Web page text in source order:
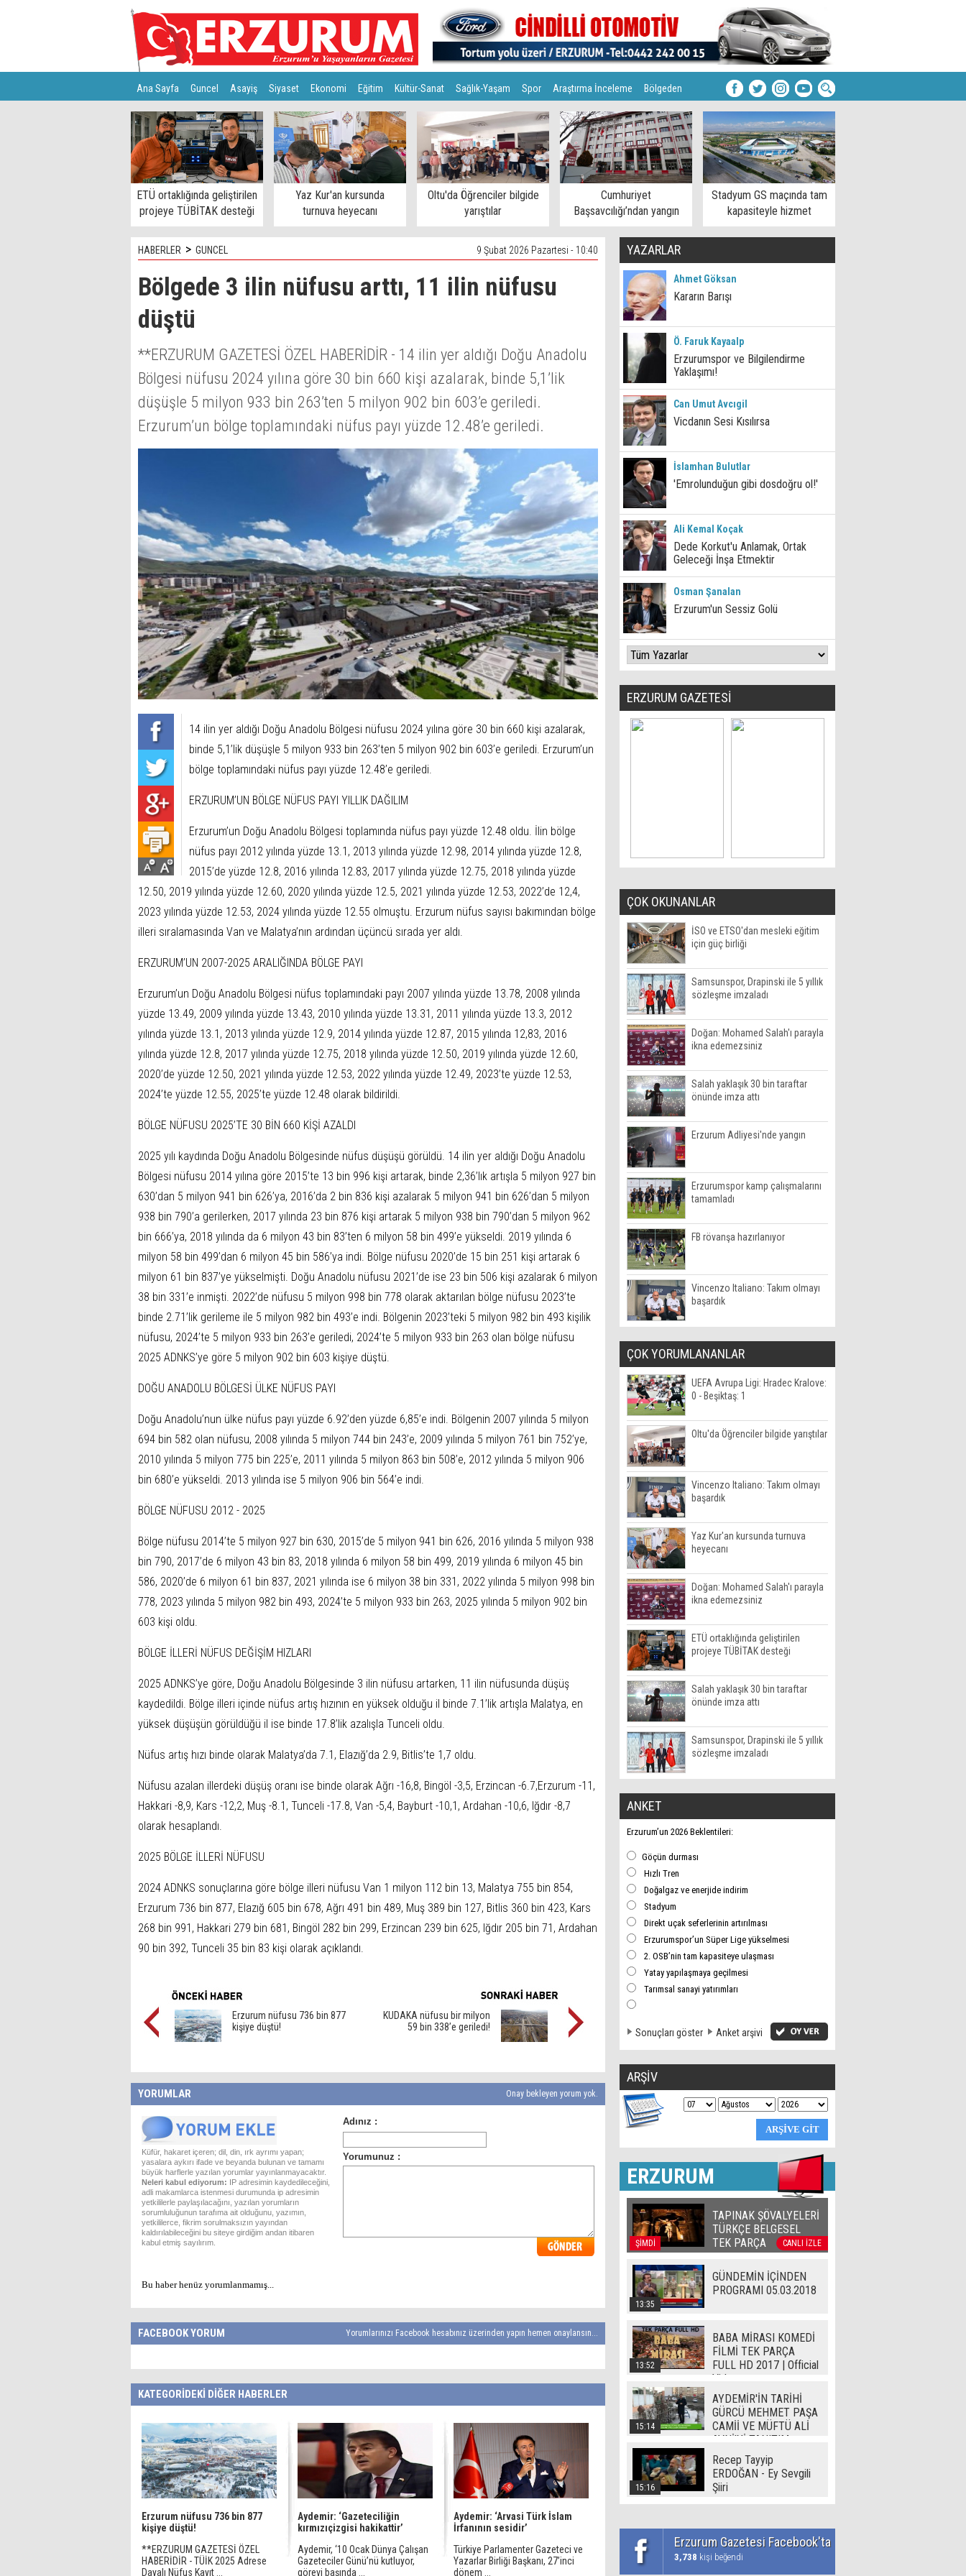
Ana Sayfa Guncel Asayiş Siyaset Ekonomi Eğitim Kültür-Sanat Sağlık-Yaşam Spor Araştırma İnceleme Bölgeden
Türkiye Teknoloji
ETÜ ortaklığında geliştirilen
projeye TÜBİTAK desteği
Yaz Kur'an kursunda
turnuva heyecanı
Oltu'da Öğrenciler bilgide
yarıştılar
Cumhuriyet
Başsavcılığı’ndan yangın
açıklaması
Stadyum GS maçında tam
kapasiteyle hizmet
verecek
HABERLER > GUNCEL 9 Şubat 2026 Pazartesi - 10:40
Bölgede 3 ilin nüfusu arttı, 11 ilin nüfusu
düştü
**ERZURUM GAZETESİ ÖZEL HABERİDİR - 14 ilin yer aldığı Doğu Anadolu
Bölgesi nüfusu 2024 yılına göre 30 bin 660 kişi azalarak, binde 5,1’lik
düşüşle 5 milyon 933 bin 263’ten 5 milyon 902 bin 603’e geriledi.
Erzurum’un bölge toplamındaki nüfus payı yüzde 12.48’e geriledi.
14 ilin yer aldığı Doğu Anadolu Bölgesi nüfusu 2024 yılına göre 30 bin 660 kişi azalarak,
binde 5,1’lik düşüşle 5 milyon 933 bin 263’ten 5 milyon 902 bin 603’e geriledi. Erzurum’un
bölge toplamındaki nüfus payı yüzde 12.48’e geriledi.
ERZURUM’UN BÖLGE NÜFUS PAYI YILLIK DAĞILIM
Erzurum’un Doğu Anadolu Bölgesi toplamında nüfus payı yüzde 12.48 oldu. İlin bölge
nüfus payı 2012 yılında yüzde 13.1, 2013 yılında yüzde 12.98, 2014 yılında yüzde 12.8,
2015’de yüzde 12.8, 2016 yılında 12.83, 2017 yılında yüzde 12.75, 2018 yılında yüzde
12.50, 2019 yılında yüzde 12.60, 2020 yılında yüzde 12.5, 2021 yılında yüzde 12.53, 2022’de 12,4,
2023 yılında yüzde 12.53, 2024 yılında yüzde 12.55 olmuştu. Erzurum nüfus sayısı bakımından bölge
illeri sıralamasında Van ve Malatya’nın ardından üçüncü sırada yer aldı.
ERZURUM’UN 2007-2025 ARALIĞINDA BÖLGE PAYI
Erzurum’un Doğu Anadolu Bölgesi nüfus toplamındaki payı 2007 yılında yüzde 13.78, 2008 yılında
yüzde 13.49, 2009 yılında yüzde 13.43, 2010 yılında yüzde 13.31, 2011 yılında yüzde 13.3, 2012
yılında yüzde 13.1, 2013 yılında yüzde 12.9, 2014 yılında yüzde 12.87, 2015 yılında 12,83, 2016
yılında yüzde 12.8, 2017 yılında yüzde 12.75, 2018 yılında yüzde 12.50, 2019 yılında yüzde 12.60,
2020’de yüzde 12.50, 2021 yılında yüzde 12.53, 2022 yılında yüzde 12.49, 2023’te yüzde 12.53,
2024’te yüzde 12.55, 2025’te yüzde 12.48 olarak bildirildi.
BÖLGE NÜFUSU 2025’TE 30 BİN 660 KİŞİ AZALDI
2025 yılı kaydında Doğu Anadolu Bölgesinde nüfus düşüşü görüldü. 14 ilin yer aldığı Doğu Anadolu
Bölgesi nüfusu 2014 yılına göre 2015’te 13 bin 996 kişi artarak, binde 2,36’lık artışla 5 milyon 927 bin
630’dan 5 milyon 941 bin 626’ya, 2016’da 2 bin 836 kişi azalarak 5 milyon 941 bin 626’dan 5 milyon
938 bin 790’a gerilerken, 2017 yılında 23 bin 876 kişi artarak 5 milyon 938 bin 790’dan 5 milyon 962
bin 666’ya, 2018 yılında da 6 milyon 43 bin 83’ten 6 milyon 58 bin 499’e yükseldi. 2019 yılında 6
milyon 58 bin 499’dan 6 milyon 45 bin 586’ya indi. Bölge nüfusu 2020’de 15 bin 251 kişi artarak 6
milyon 61 bin 837’ye yükselmişti. Doğu Anadolu nüfusu 2021’de ise 23 bin 506 kişi azalarak 6 milyon
38 bin 331’e inmişti. 2022’de nüfusu 5 milyon 998 bin 778 olarak aktarılan bölge nüfusu 2023’te
binde 2.71’lik gerileme ile 5 milyon 982 bin 493’e indi. Bölgenin 2023’teki 5 milyon 982 bin 493 kişilik
nüfusu, 2024’te 5 milyon 933 bin 263’e geriledi, 2024’te 5 milyon 933 bin 263 olan bölge nüfusu
2025 ADNKS’ye göre 5 milyon 902 bin 603 kişiye düştü.
DOĞU ANADOLU BÖLGESİ ÜLKE NÜFUS PAYI
Doğu Anadolu’nun ülke nüfus payı yüzde 6.92’den yüzde 6,85’e indi. Bölgenin 2007 yılında 5 milyon
694 bin 582 olan nüfusu, 2008 yılında 5 milyon 744 bin 243’e, 2009 yılında 5 milyon 761 bin 752’ye,
2010 yılında 5 milyon 775 bin 225’e, 2011 yılında 5 milyon 863 bin 508’e, 2012 yılında 5 milyon 906
bin 680’e yükseldi. 2013 yılında ise 5 milyon 906 bin 564’e indi.
BÖLGE NÜFUSU 2012 - 2025
Bölge nüfusu 2014’te 5 milyon 927 bin 630, 2015’de 5 milyon 941 bin 626, 2016 yılında 5 milyon 938
bin 790, 2017’de 6 milyon 43 bin 83, 2018 yılında 6 milyon 58 bin 499, 2019 yılında 6 milyon 45 bin
586, 2020’de 6 milyon 61 bin 837, 2021 yılında ise 6 milyon 38 bin 331, 2022 yılında 5 milyon 998 bin
778, 2023 yılında 5 milyon 982 bin 493, 2024’te 5 milyon 933 bin 263, 2025 yılında 5 milyon 902 bin
603 kişi oldu.
BÖLGE İLLERİ NÜFUS DEĞİŞİM HIZLARI
2025 ADNKS’ye göre, Doğu Anadolu Bölgesinde 3 ilin nüfusu artarken, 11 ilin nüfusunda düşüş
kaydedildi. Bölge illeri içinde nüfus artış hızının en yüksek olduğu il binde 7.1’lik artışla Malatya, en
yüksek düşüşün görüldüğü il ise binde 17.8’lik azalışla Tunceli oldu.
Nüfus artış hızı binde olarak Malatya’da 7.1, Elazığ’da 2.9, Bitlis’te 1,7 oldu.
Nüfusu azalan illerdeki düşüş oranı ise binde olarak Ağrı -16,8, Bingöl -3,5, Erzincan -6.7,Erzurum -11,
Hakkari -8,9, Kars -12,2, Muş -8.1, Tunceli -17.8, Van -5,4, Bayburt -10,1, Ardahan -10,6, Iğdır -8,7
olarak hesaplandı.
2025 BÖLGE İLLERİ NÜFUSU
2024 ADNKS sonuçlarına göre bölge illeri nüfusu Van 1 milyon 112 bin 13, Malatya 755 bin 854,
Erzurum 736 bin 877, Elazığ 605 bin 678, Ağrı 491 bin 489, Muş 389 bin 127, Bitlis 360 bin 423, Kars
268 bin 991, Hakkari 279 bin 681, Bingöl 282 bin 299, Erzincan 239 bin 625, Iğdır 205 bin 71, Ardahan
90 bin 392, Tunceli 35 bin 83 kişi olarak açıklandı.
Erzurum nüfusu 736 bin 877
kişiye düştü!
KUDAKA nüfusu bir milyon
59 bin 338’e geriledi!
YORUMLAR Onay bekleyen yorum yok.
Küfür, hakaret içeren; dil, din, ırk ayrımı yapan;
yasalara aykırı ifade ve beyanda bulunan ve tamamı
büyük harflerle yazılan yorumlar yayınlanmayacaktır.
Neleri kabul ediyorum: IP adresimin kaydedileceğini,
adli makamlarca istenmesi durumunda ip adresimin
yetkililerle paylaşılacağını, yazılan yorumların
sorumluluğunun tarafıma ait olduğunu, yazımın,
yetkililerce, fikrim sorulmaksızın yayından
kaldırılabileceğini bu siteye girdiğim andan itibaren
kabul etmiş sayılırım.
Bu haber henüz yorumlanmamış...
FACEBOOK YORUM Yorumlarınızı Facebook hesabınız üzerinden yapın hemen onaylansın...
KATEGORİDEKİ DİĞER HABERLER
Erzurum nüfusu 736 bin 877
kişiye düştü!
**ERZURUM GAZETESİ ÖZEL
HABERİDİR - TÜİK 2025 Adrese
Dayalı Nüfus Kayıt ...
Aydemir: ‘Gazeteciliğin
kırmızıçizgisi hakikattir’
Aydemir, ‘10 Ocak Dünya Çalışan
Gazeteciler Günü’nü kutluyor,
görevi başında ...
Aydemir: ‘Arvasi Türk İslam
İrfanının sesidir’
Türkiye Parlamenter Gazeteci ve
Yazarlar Birliği Başkanı, 27’inci
dönem ...
YAZARLAR
Ahmet Göksan
Kararın Barışı
Ö. Faruk Kayaalp
Erzurumspor ve Bilgilendirme
Yaklaşımı!
Can Umut Avcıgil
Vicdanın Sesi Kısılırsa
İslamhan Bulutlar
'Emrolunduğun gibi dosdoğru ol!'
Ali Kemal Koçak
Dede Korkut'u Anlamak, Ortak
Geleceği İnşa Etmektir
Osman Şanalan
Erzurum'un Sessiz Golü
ERZURUM GAZETESİ
ÇOK OKUNANLAR
İSO ve ETSO'dan mesleki eğitim
için güç birliği
Samsunspor, Drapinski ile 5 yıllık
sözleşme imzaladı
Doğan: Mohamed Salah'ı parayla
ikna edemezsiniz
Salah yaklaşık 30 bin taraftar
önünde imza attı
Erzurum Adliyesi'nde yangın
Erzurumspor kamp çalışmalarını
tamamladı
FB rövanşa hazırlanıyor
Vincenzo Italiano: Takım olmayı
başardık
ÇOK YORUMLANANLAR
UEFA Avrupa Ligi: Hradec Kralove:
0 - Beşiktaş: 1
Oltu'da Öğrenciler bilgide yarıştılar
Vincenzo Italiano: Takım olmayı
başardık
Yaz Kur'an kursunda turnuva
heyecanı
Doğan: Mohamed Salah'ı parayla
ikna edemezsiniz
ETÜ ortaklığında geliştirilen
projeye TÜBİTAK desteği
Salah yaklaşık 30 bin taraftar
önünde imza attı
Samsunspor, Drapinski ile 5 yıllık
sözleşme imzaladı
ANKET
Erzurum’un 2026 Beklentileri:
Göçün durması
Hızlı Tren
Doğalgaz ve enerjide indirim
Stadyum
Direkt uçak seferlerinin artırılması
Erzurumspor’un Süper Lige yükselmesi
2. OSB’nin tam kapasiteye ulaşması
Yatay yapılaşmaya geçilmesi
Tarımsal sanayi yatırımları
Sonuçları göster Anket arşivi
ARŞİV
ERZURUM
ŞİMDİ CANLI İZLE
TAPINAK ŞÖVALYELERİ
TÜRKÇE BELGESEL
TEK PARÇA
13:35
GÜNDEMİN İÇİNDEN
PROGRAMI 05.03.2018
13:52
BABA MİRASI KOMEDİ
FİLMİ TEK PARÇA
FULL HD 2017 | Official
Video
15:14
AYDEMİR'İN TARİHİ
GÜRCÜ MEHMET PAŞA
CAMİİ VE MÜFTÜ ALİ
AVNİ'Yİ TANITIM
15:16
Recep Tayyip
ERDOĞAN - Ey Sevgili
Şiiri
Erzurum Gazetesi Facebook'ta
3,738 kişi beğendi